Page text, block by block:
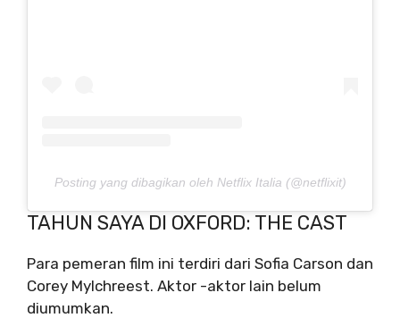
Posting yang dibagikan oleh Netflix Italia (@netflixit)
TAHUN SAYA DI OXFORD: THE CAST
Para pemeran film ini terdiri dari Sofia Carson dan
Corey Mylchreest. Aktor -aktor lain belum
diumumkan.